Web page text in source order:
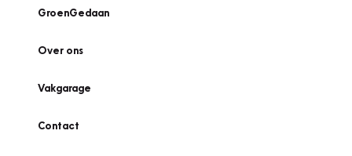
GroenGedaan
Over ons
Vakgarage
Contact